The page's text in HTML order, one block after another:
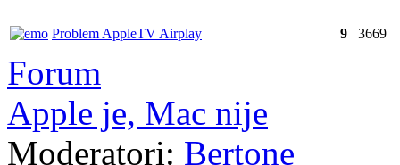
Problem AppleTV Airplay 9 3669
Forum
Apple je, Mac nije
Moderatori: Bertone